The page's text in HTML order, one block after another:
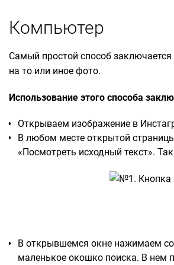
Компьютер
Самый простой способ
на то или иное фото.
Использование этого способа
Открываем изображение в
В любом месте открытой
«Посмотреть исходный текст».
В открывшемся окне нажимаем
маленькое окошко поиска. В нем